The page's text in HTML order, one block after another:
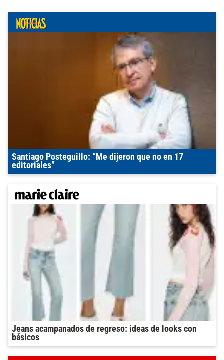
Santiago Posteguillo: “Me dijeron que no en 17
editoriales”
Jeans acampanados de regreso: ideas de looks con
básicos